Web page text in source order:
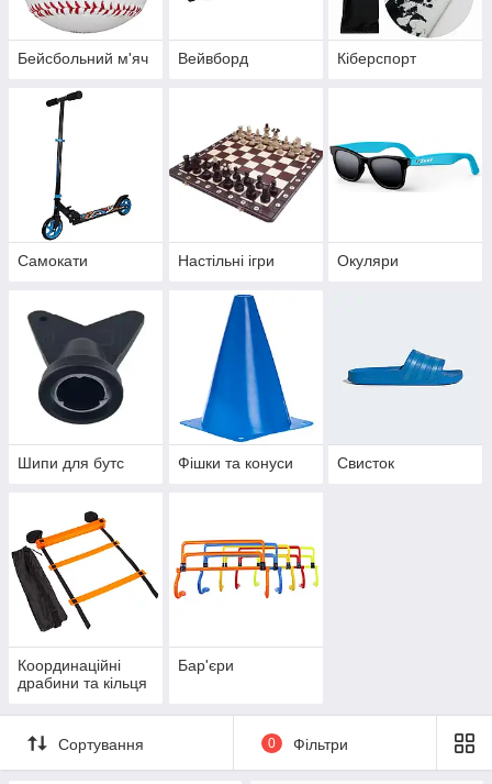
Бейсбольний м'яч Вейвборд Кіберспорт
Самокати Настільні ігри Окуляри
Шипи для бутс Фішки та конуси Свисток
Координаційні
драбини та кільця
Бар'єри
Сортування 0 Фільтри